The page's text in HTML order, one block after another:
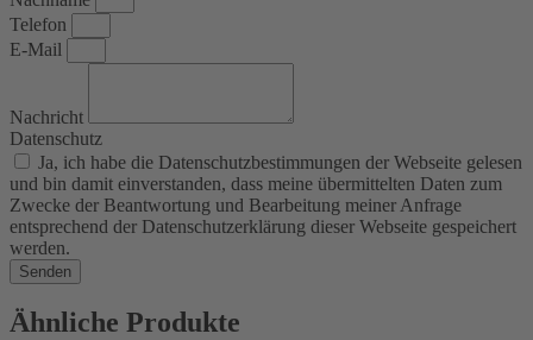
Telefon
E-Mail
Nachricht
Datenschutz
Ja, ich habe die Datenschutzbestimmungen der Webseite gelesen
und bin damit einverstanden, dass meine übermittelten Daten zum
Zwecke der Beantwortung und Bearbeitung meiner Anfrage
entsprechend der Datenschutzerklärung dieser Webseite gespeichert
werden.
Senden
Ähnliche Produkte